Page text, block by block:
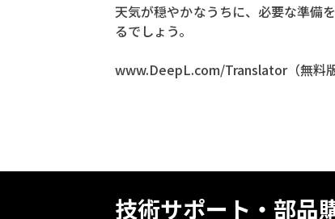
天気が穏やかなうちに、必要な準備
るでしょう。
www.DeepL.com/Translator（無料
技術サポート・部品